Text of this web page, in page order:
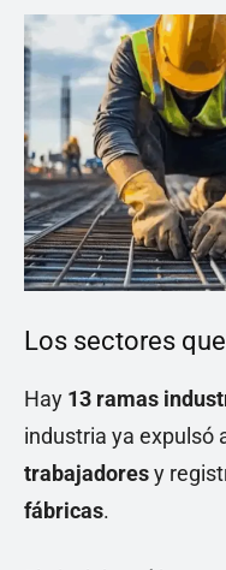
Los sectores
Hay 13 ramas
industria ya expulsó
trabajadoresy
fábricas.